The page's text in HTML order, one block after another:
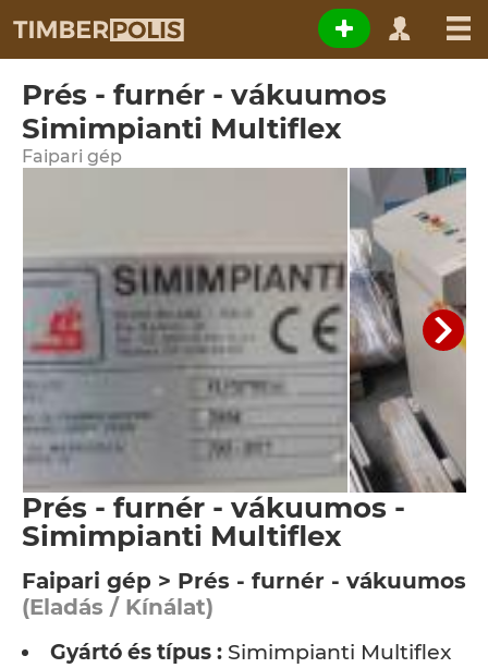
Prés - furnér - vákuumos
Simimpianti Multiflex
Faipari gép
Prés - furnér - vákuumos -
Simimpianti Multiflex
Faipari gép > Prés - furnér - vákuumos
(Eladás / Kínálat)
Gyártó és típus : Simimpianti Multiflex